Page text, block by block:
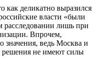
как деликатно выразился
власти «были
лишь при
Впрочем,
значения, ведь Москва и
решения не имеют силы